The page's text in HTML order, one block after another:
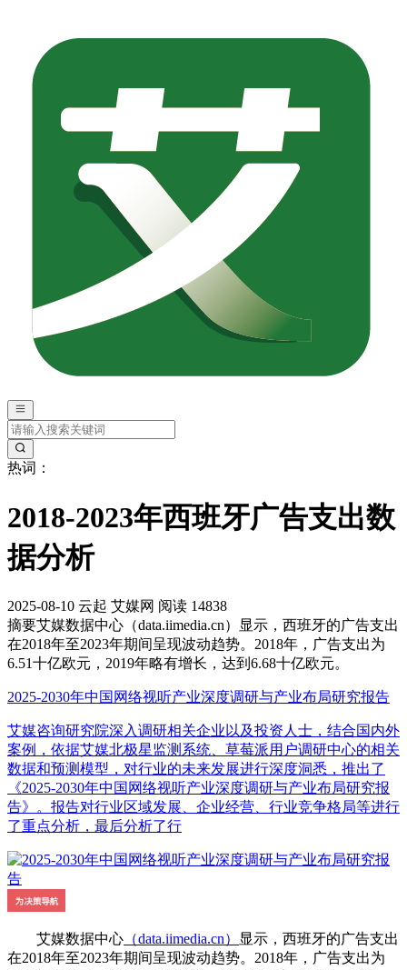
热词：
2018-2023年西班牙广告支出数
据分析
2025-08-10 云起 艾媒网 阅读 14838
摘要艾媒数据中心（data.iimedia.cn）显示，西班牙的广告支出
在2018年至2023年期间呈现波动趋势。2018年，广告支出为
6.51十亿欧元，2019年略有增长，达到6.68十亿欧元。
2025-2030年中国网络视听产业深度调研与产业布局研究报告
艾媒咨询研究院深入调研相关企业以及投资人士，结合国内外
案例，依据艾媒北极星监测系统、草莓派用户调研中心的相关
数据和预测模型，对行业的未来发展进行深度洞悉，推出了
《2025-2030年中国网络视听产业深度调研与产业布局研究报
告》。报告对行业区域发展、企业经营、行业竞争格局等进行
了重点分析，最后分析了行
艾媒数据中心 （data.iimedia.cn）
显示，西班牙的广告支出
在2018年至2023年期间呈现波动趋势。2018年，广告支出为